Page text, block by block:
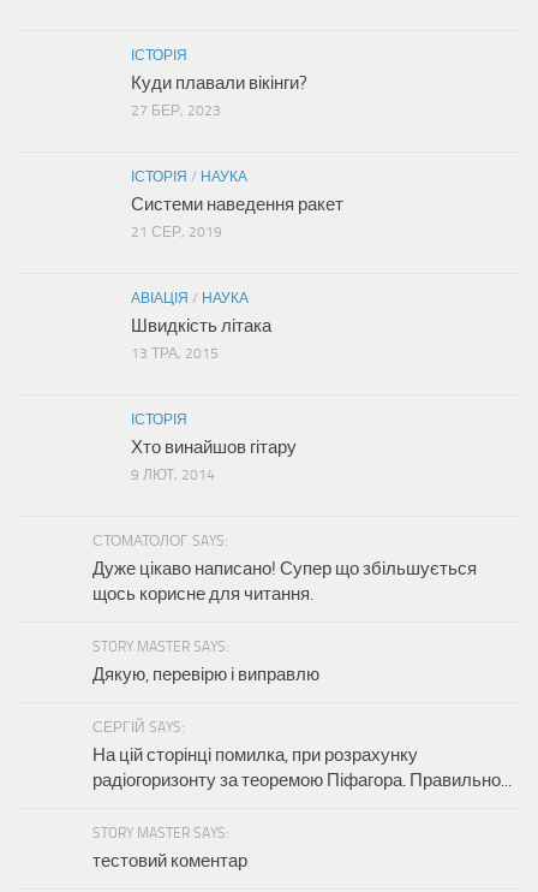
ІСТОРІЯ
Куди плавали вікінги?
27 БЕР, 2023
ІСТОРІЯ / НАУКА
Системи наведення ракет
21 СЕР, 2019
АВІАЦІЯ / НАУКА
Швидкість літака
13 ТРА, 2015
ІСТОРІЯ
Хто винайшов гітару
9 ЛЮТ, 2014
СТОМАТОЛОГ SAYS:
Дуже цікаво написано! Супер що збільшується
щось корисне для читання.
STORY MASTER SAYS:
Дякую, перевірю і виправлю
СЕРГІЙ SAYS:
На цій сторінці помилка, при розрахунку
радіогоризонту за теоремою Піфагора. Правильно...
STORY MASTER SAYS:
тестовий коментар